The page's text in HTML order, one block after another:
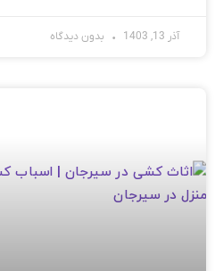
آذر 13, 1403 بدون دیدگاه